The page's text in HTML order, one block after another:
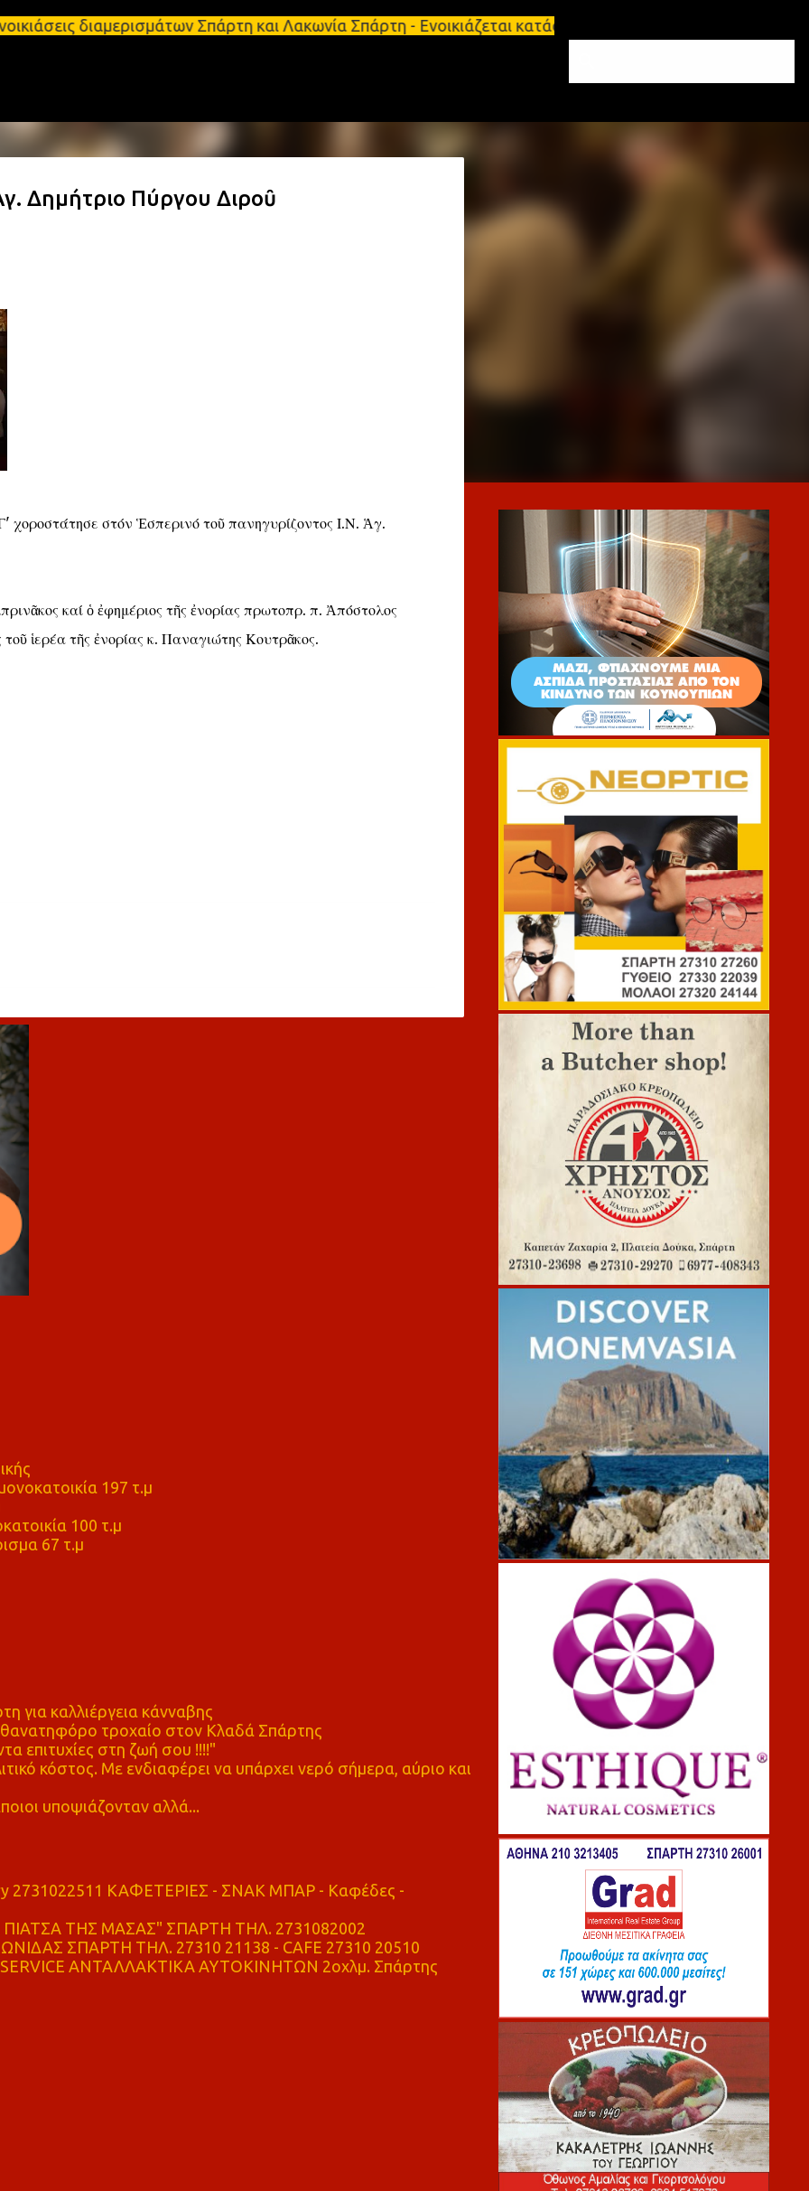
Μετάβαση στο κύριο περιεχόμενο
Σπάρτη και Λακωνία Σπάρτη - Ενοικιάζεται κατάστημα 134 τ.μ, με υπόγειο 124τ.μ
Δημήτριο Πύργου Διροῦ
στόν Ἑσπερινό τοῦ πανηγυρίζοντος Ι.Ν. Ἁγ.
καί ὁ ἐφημέριος τῆς ἐνορίας πρωτοπρ. π. Ἀπόστολος
ἱερέα τῆς ἐνορίας κ. Παναγιώτης Κουτρᾶκος.
197 τ.μ
100 τ.μ
67 τ.μ
καλλιέργεια κάνναβης
τροχαίο στον Κλαδά Σπάρτης
επιτυχίες στη ζωή σου !!!!"
κόστος. Με ενδιαφέρει να υπάρχει νερό σήμερα, αύριο και
υποψιάζονταν αλλά...
2731022511 ΚΑΦΕΤΕΡΙΕΣ - ΣΝΑΚ ΜΠΑΡ - Καφέδες -
ΤΗΣ ΜΑΣΑΣ" ΣΠΑΡΤΗ ΤΗΛ. 2731082002
ΣΠΑΡΤΗ ΤΗΛ. 27310 21138 - CAFE 27310 20510
ΑΝΤΑΛΛΑΚΤΙΚΑ ΑΥΤΟΚΙΝΗΤΩΝ 2οχλμ. Σπάρτης